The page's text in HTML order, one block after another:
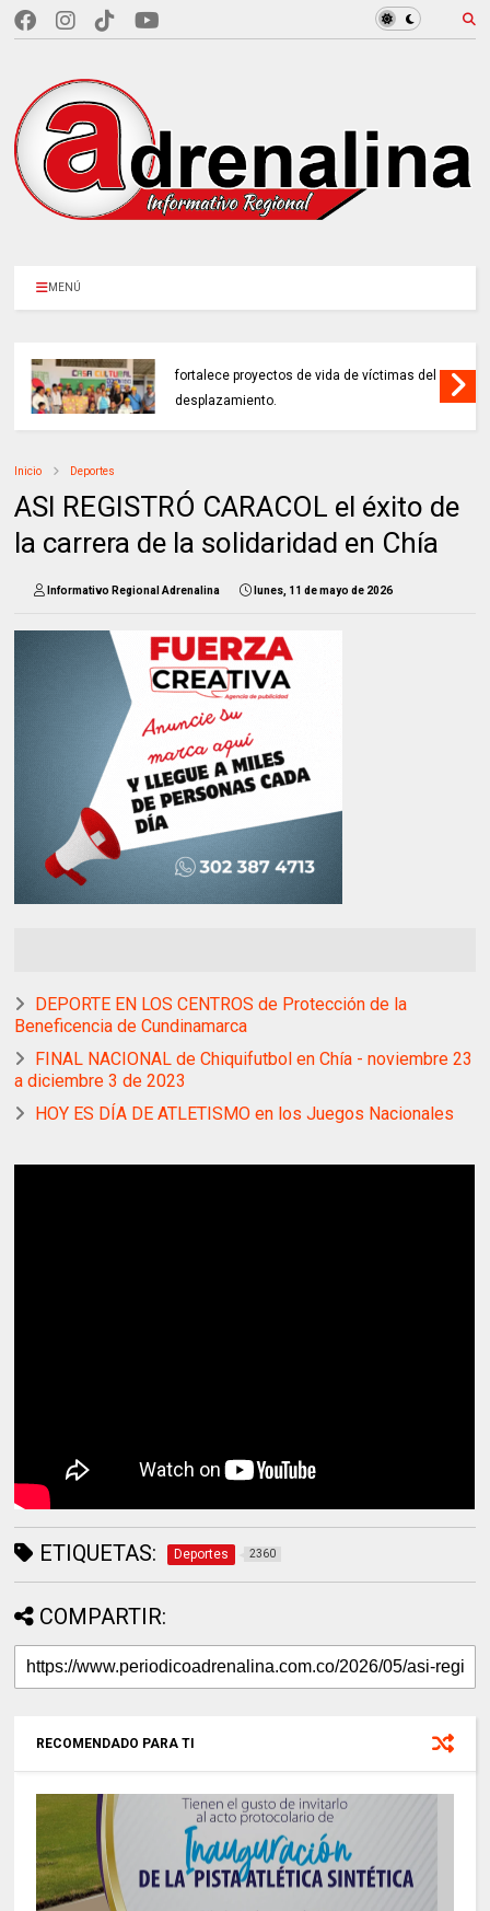
MENÚ
fortalece proyectos de vida de víctimas del
desplazamiento.
Inicio Deportes
ASI REGISTRÓ CARACOL el éxito de
la carrera de la solidaridad en Chía
Informativo Regional Adrenalina lunes, 11 de mayo de 2026
DEPORTE EN LOS CENTROS de Protección de la
Beneficencia de Cundinamarca
FINAL NACIONAL de Chiquifutbol en Chía - noviembre 23
a diciembre 3 de 2023
HOY ES DÍA DE ATLETISMO en los Juegos Nacionales
ETIQUETAS: Deportes 2360
COMPARTIR:
RECOMENDADO PARA TI